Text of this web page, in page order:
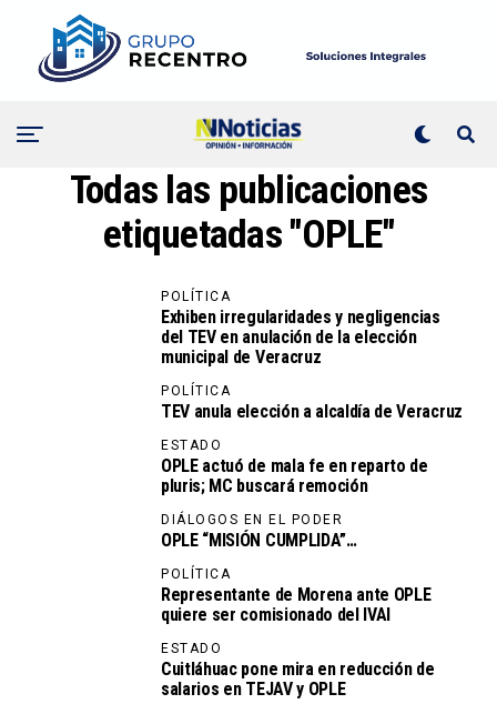
Todas las publicaciones
etiquetadas "OPLE"
POLÍTICA
Exhiben irregularidades y negligencias
del TEV en anulación de la elección
municipal de Veracruz
POLÍTICA
TEV anula elección a alcaldía de Veracruz
ESTADO
OPLE actuó de mala fe en reparto de
pluris; MC buscará remoción
DIÁLOGOS EN EL PODER
OPLE “MISIÓN CUMPLIDA”…
POLÍTICA
Representante de Morena ante OPLE
quiere ser comisionado del IVAI
ESTADO
Cuitláhuac pone mira en reducción de
salarios en TEJAV y OPLE